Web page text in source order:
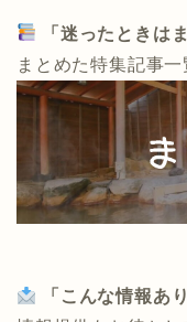
「迷ったときは
まとめた特集記事一
「こんな情報あ